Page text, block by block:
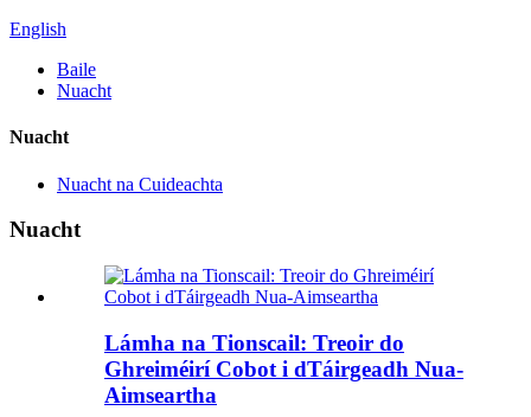
English
Baile
Nuacht
Nuacht
Nuacht na Cuideachta
Nuacht
Lámha na Tionscail: Treoir do
Ghreiméirí Cobot i dTáirgeadh Nua-
Aimseartha